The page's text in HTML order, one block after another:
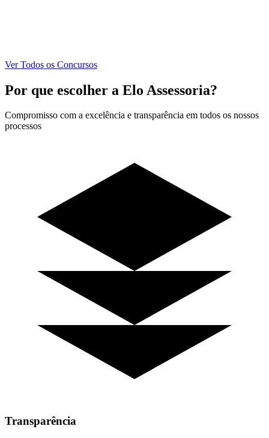
Ver Todos os Concursos
Por que escolher a Elo Assessoria?
Compromisso com a excelência e transparência em todos os nossos
processos
Transparência